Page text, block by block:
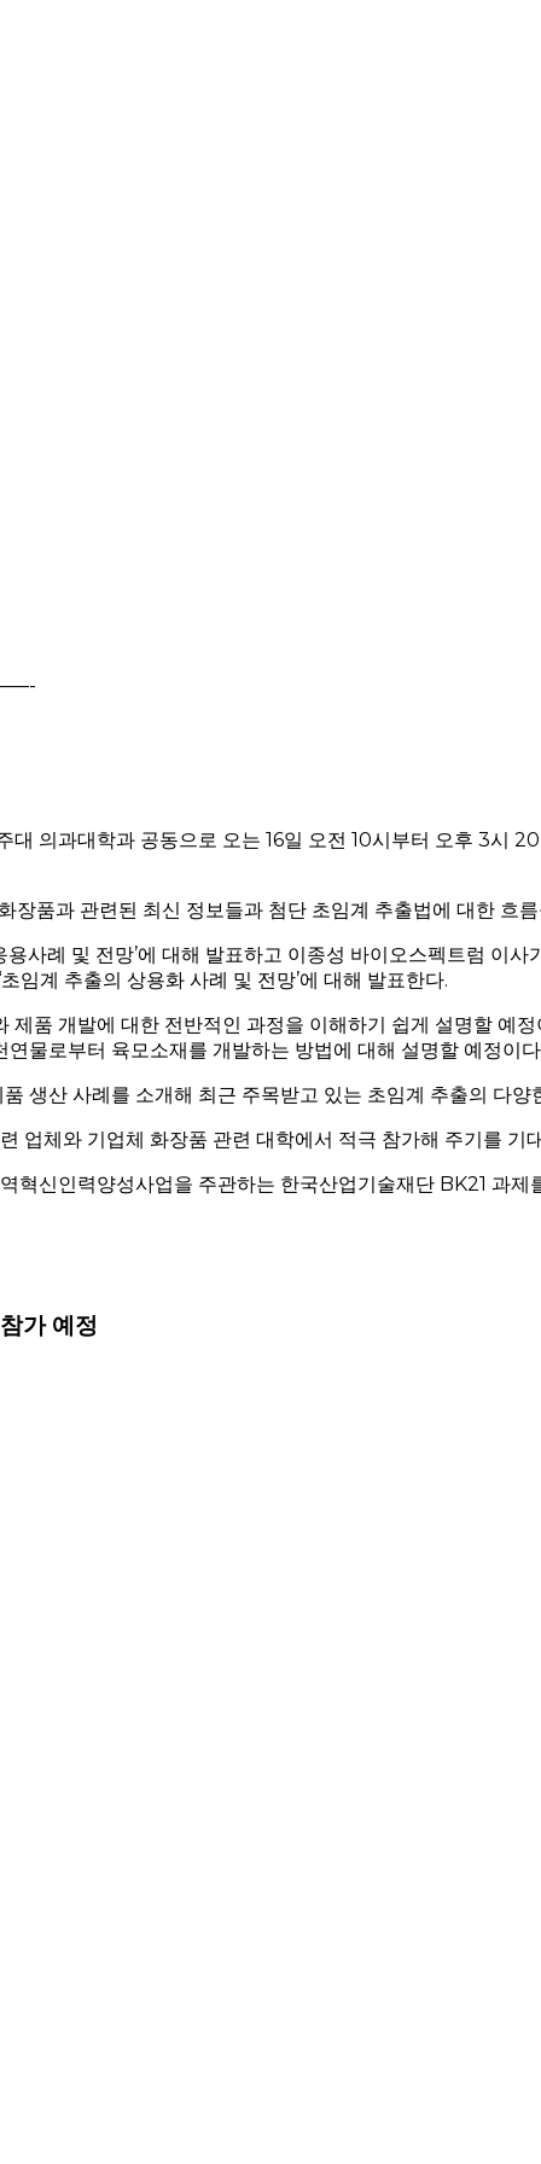
의과대학과 공동으로 오는 16일 오전 10시부터 오후 3시
장품과 관련된 최신 정보들과 첨단 초임계 추출법에 대한 흐
사례 및 전망’에 대해 발표하고 이종성 바이오스펙트럼 이사
임계 추출의 상용화 사례 및 전망’에 대해 발표한다.
품 개발에 대한 전반적인 과정을 이해하기 쉽게 설명할 예
물로부터 육모소재를 개발하는 방법에 대해 설명할 예정이
생산 사례를 소개해 최근 주목받고 있는 초임계 추출의 다
업체와 기업체 화장품 관련 대학에서 적극 참가해 주기를 기
혁신인력양성사업을 주관하는 한국산업기술재단 BK21 과
가 예정